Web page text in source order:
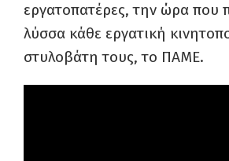
εργατοπατέρες, την ώρα που
λύσσα κάθε εργατική
στυλοβάτη τους, το ΠΑΜΕ.